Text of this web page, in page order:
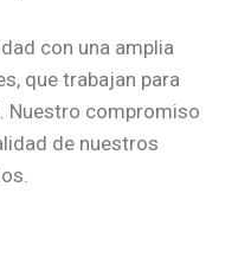
con una amplia
que trabajan para
Nuestro compromiso
de nuestros